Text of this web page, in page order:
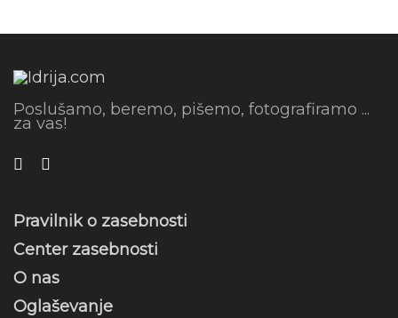
Poslušamo, beremo, pišemo, fotografiramo ...
za vas!
Pravilnik o zasebnosti
Center zasebnosti
O nas
Oglaševanje